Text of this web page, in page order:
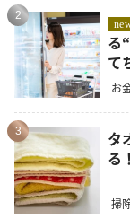
2
る
て
お
3
タ
る
掃